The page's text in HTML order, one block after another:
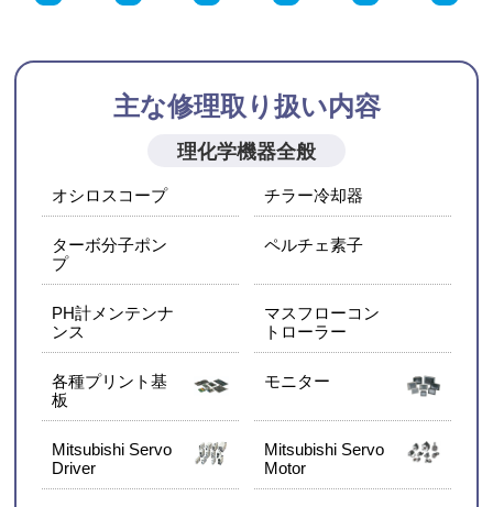
主な修理取り扱い内容
理化学機器全般
オシロスコープ チラー冷却器
ターボ分子ポン
プ
ペルチェ素子
PH計メンテンナ
ンス
マスフローコン
トローラー
各種プリント基
板
モニター
Mitsubishi Servo
Driver
Mitsubishi Servo
Motor